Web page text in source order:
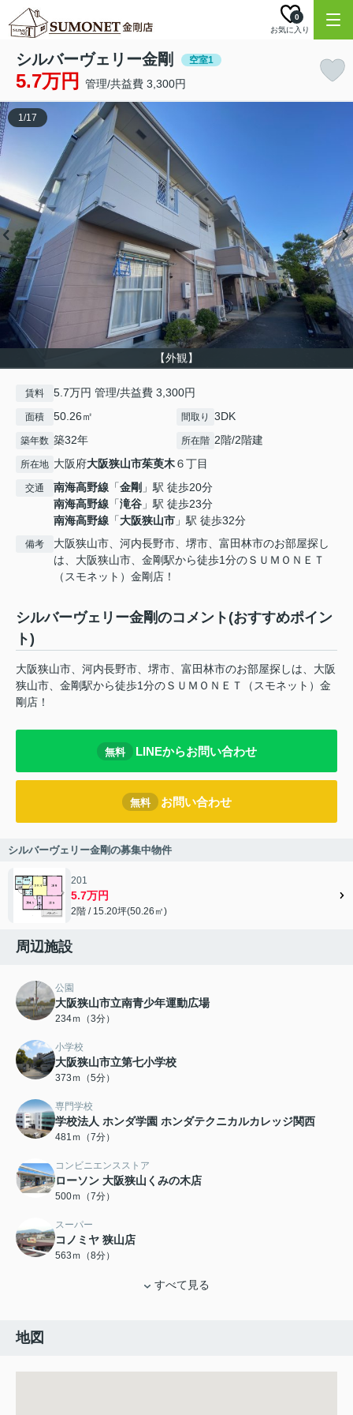
お気に入り
0
シルバーヴェリー金剛 空室1
5.7万円 管理/共益費 3,300円
【外観】
1/17
賃料 5.7万円 管理/共益費 3,300円
面積 50.26㎡ 間取り 3DK
築年数 築32年 所在階 2階/2階建
所在地 大阪府大阪狭山市茱萸木６丁目
交通 南海高野線 「金剛 」駅 徒歩20分
南海高野線 「滝谷 」駅 徒歩23分
南海高野線 「大阪狭山市 」駅 徒歩32分
備考
大阪狭山市、河内長野市、堺市、富田林市のお部屋探し
は、大阪狭山市、金剛駅から徒歩1分のＳＵＭＯＮＥＴ
（スモネット）金剛店！
シルバーヴェリー金剛のコメント(おすすめポイン
ト)
大阪狭山市、河内長野市、堺市、富田林市のお部屋探しは、大阪
狭山市、金剛駅から徒歩1分のＳＵＭＯＮＥＴ（スモネット）金
剛店！
無料 LINEからお問い合わせ
無料 お問い合わせ
シルバーヴェリー金剛の募集中物件
201
5.7万円
2階 / 15.20坪(50.26㎡)
周辺施設
公園
大阪狭山市立南青少年運動広場
234ｍ（3分）
小学校
大阪狭山市立第七小学校
373ｍ（5分）
専門学校
学校法人 ホンダ学園 ホンダテクニカルカレッジ関西
481ｍ（7分）
コンビニエンスストア
ローソン 大阪狭山くみの木店
500ｍ（7分）
スーパー
コノミヤ 狭山店
563ｍ（8分）
すべて見る
地図